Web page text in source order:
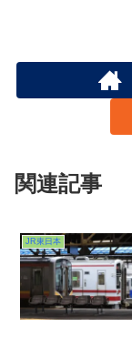
関連記事
JR東日本